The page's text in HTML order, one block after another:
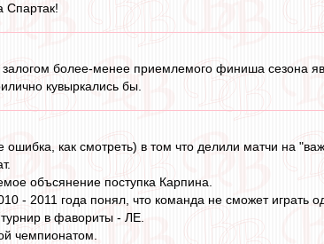
более-менее приемлемого финиша сезона
кувыркались бы.
ошибка, как смотреть) в том что делили матчи на
объсянение поступка Карпина.
- 2011 года понял, что команда не сможет играть
в фавориты - ЛЕ.
чемпионатом.